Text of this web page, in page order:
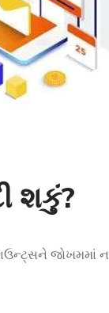
શકું?
જોખમમાં